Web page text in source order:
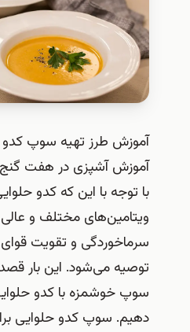
آموزش طرز تهیه سوپ کدو
آموزش آشپزی در هفت گنج
با توجه با این که کدو
ویتامین‌های مختلف و
سرماخوردگی و تقویت
توصیه می‌شود. این بار
سوپ خوشمزه با کدو
دهیم. سوپ کدو حلوایی